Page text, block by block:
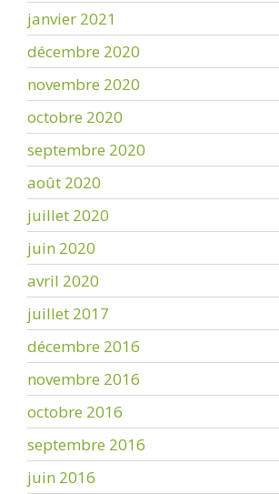
janvier 2021
décembre 2020
novembre 2020
octobre 2020
septembre 2020
août 2020
juillet 2020
juin 2020
avril 2020
juillet 2017
décembre 2016
novembre 2016
octobre 2016
septembre 2016
juin 2016